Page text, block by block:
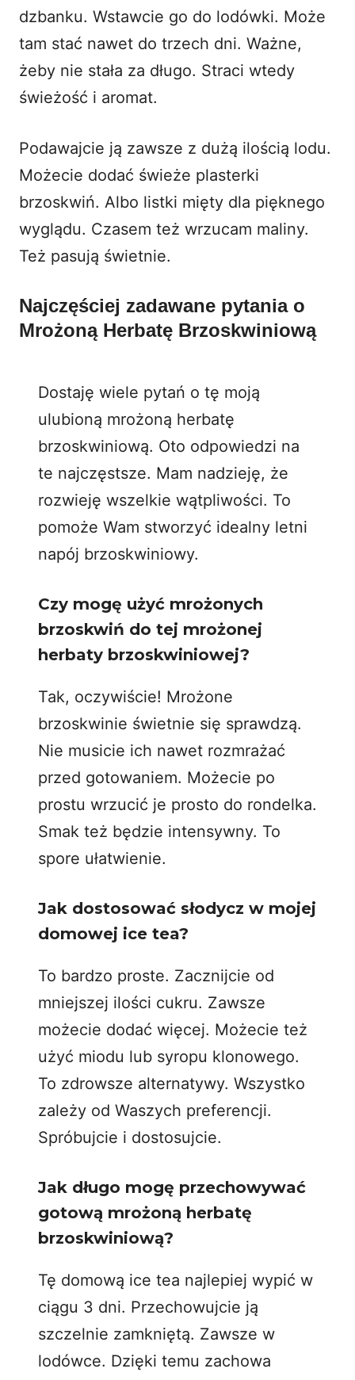
dzbanku. Wstawcie go do lodówki. Może
tam stać nawet do trzech dni. Ważne,
żeby nie stała za długo. Straci wtedy
świeżość i aromat.
Podawajcie ją zawsze z dużą ilością lodu.
Możecie dodać świeże plasterki
brzoskwiń. Albo listki mięty dla pięknego
wyglądu. Czasem też wrzucam maliny.
Też pasują świetnie.
Najczęściej zadawane pytania o
Mrożoną Herbatę Brzoskwiniową
Dostaję wiele pytań o tę moją
ulubioną mrożoną herbatę
brzoskwiniową. Oto odpowiedzi na
te najczęstsze. Mam nadzieję, że
rozwieję wszelkie wątpliwości. To
pomoże Wam stworzyć idealny letni
napój brzoskwiniowy.
Czy mogę użyć mrożonych
brzoskwiń do tej mrożonej
herbaty brzoskwiniowej?
Tak, oczywiście! Mrożone
brzoskwinie świetnie się sprawdzą.
Nie musicie ich nawet rozmrażać
przed gotowaniem. Możecie po
prostu wrzucić je prosto do rondelka.
Smak też będzie intensywny. To
spore ułatwienie.
Jak dostosować słodycz w mojej
domowej ice tea?
To bardzo proste. Zacznijcie od
mniejszej ilości cukru. Zawsze
możecie dodać więcej. Możecie też
użyć miodu lub syropu klonowego.
To zdrowsze alternatywy. Wszystko
zależy od Waszych preferencji.
Spróbujcie i dostosujcie.
Jak długo mogę przechowywać
gotową mrożoną herbatę
brzoskwiniową?
Tę domową ice tea najlepiej wypić w
ciągu 3 dni. Przechowujcie ją
szczelnie zamkniętą. Zawsze w
lodówce. Dzięki temu zachowa